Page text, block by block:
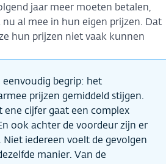
jaar meer moeten betalen,
nu al mee in hun eigen prijzen. Dat
hun prijzen niet vaak kunnen
eenvoudig begrip: het
prijzen gemiddeld stijgen.
ene cijfer gaat een complex
ook achter de voordeur zijn er
Niet iedereen voelt de gevolgen
manier. Van de